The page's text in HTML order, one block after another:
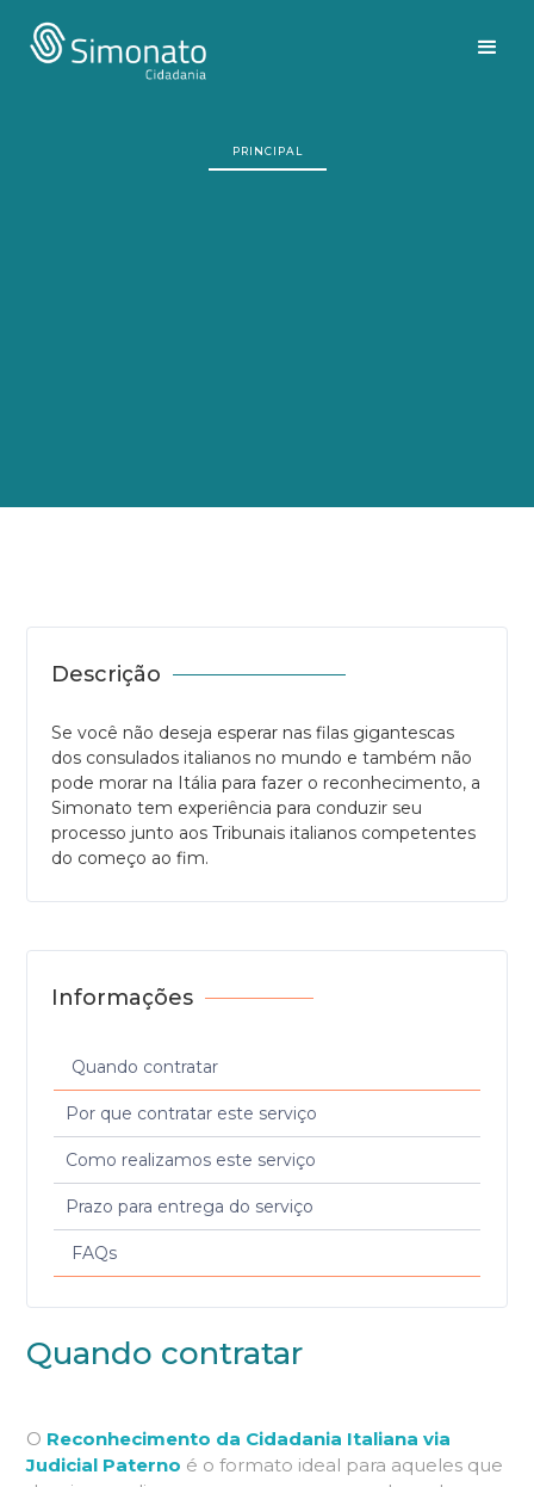
PRINCIPAL
Informações
Quando contratar
Por que contratar este serviço
Como realizamos este serviço
Prazo para entrega do serviço
FAQs
Descrição
Se você não deseja esperar nas filas gigantescas
dos consulados italianos no mundo e também não
pode morar na Itália para fazer o reconhecimento, a
Simonato tem experiência para conduzir seu
processo junto aos Tribunais italianos competentes
do começo ao fim.
Quando contratar
O Reconhecimento da Cidadania Italiana via
Judicial Paterno é o formato ideal para aqueles que